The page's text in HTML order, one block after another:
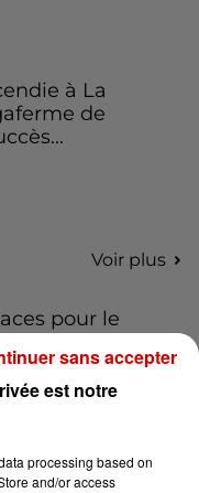
à La
de
Voir plus
pour le
pour le
est notre
processing based on
and/or access
sans accepter